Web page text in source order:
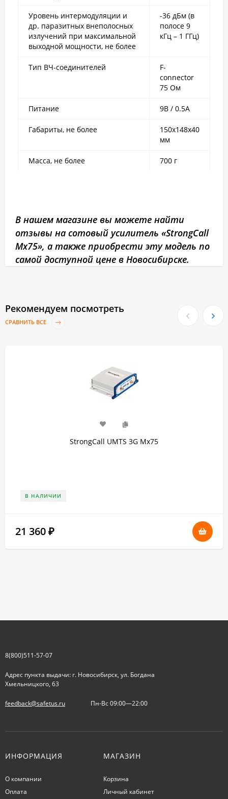
Уровень интермодуляции и
др. паразитных внеполосных
излучений при максимальной
выходной мощности, не более
-36 дБм (в
полосе 9
кГц – 1 ГГц)
Тип ВЧ-соединителей
F-
connector
75 Ом
Питание 9В / 0.5А
Габариты, не более
150x148x40
мм
Масса, не более 700 г
В нашем магазине вы можете найти
отзывы на сотовый усилитель «StrongCall
Mx75», а также приобрести эту модель по
самой доступной цене в Новосибирске.
Рекомендуем посмотреть
СРАВНИТЬ ВСЕ
StrongCall UMTS 3G Мх75
В НАЛИЧИИ
21 360 ₽
8(800)511-57-07
Адрес пункта выдачи: г. Новосибирск, ул. Богдана
Хмельницкого, 63
feedback@safetus.ru Пн-Вс 09:00—22:00
ИНФОРМАЦИЯ
О компании
Оплата
МАГАЗИН
Корзина
Личный кабинет